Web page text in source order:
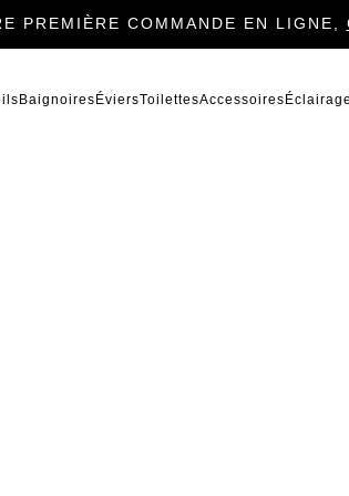
PREMIÈRE COMMANDE EN LIGNE,
Baignoires ÉviersToilettesAccessoires Éclairage